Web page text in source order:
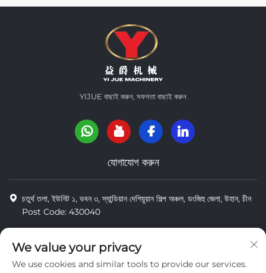
YIJUE বাছাই করুন, সফলতা বাছাই করুন
যোগাযোগ করুন
চতুর্থ তলা, ইউনিট ১, ভবন ৩, স্যান্ডিয়ান দেশিয়ুয়ান শিল্প অঞ্চল, ডংজিহু জেলা, উহান, চীন
Post Code: 430040
8618971664820
[email protected]
We value your privacy
We use cookies and similar tools to provide our services.